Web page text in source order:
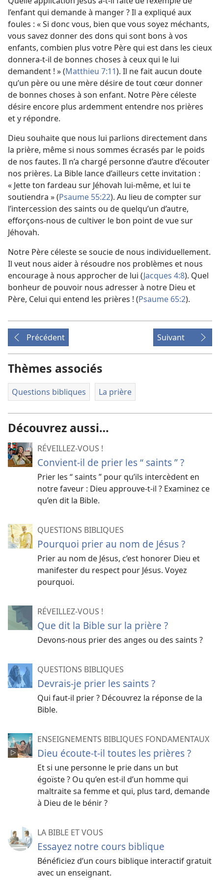
l’enfant qui demande à manger ? Il a expliqué aux
foules : « Si donc vous, bien que vous soyez méchants,
vous savez donner des dons qui sont bons à vos
enfants, combien plus votre Père qui est dans les cieux
donnera-t-il de bonnes choses à ceux qui le lui
demandent ! » (Matthieu 7:11). Il ne fait aucun doute
qu’un père ou une mère désire de tout cœur donner
de bonnes choses à son enfant. Notre Père céleste
désire encore plus ardemment entendre nos prières
et y répondre.
Dieu souhaite que nous lui parlions directement dans
la prière, même si nous sommes écrasés par le poids
de nos fautes. Il n’a chargé personne d’autre d’écouter
nos prières. La Bible lance d’ailleurs cette invitation :
« Jette ton fardeau sur Jéhovah lui-même, et lui te
soutiendra » (Psaume 55:22). Au lieu de compter sur
l’intercession des saints ou de quelqu’un d’autre,
efforçons-nous de cultiver le bon point de vue sur
Jéhovah.
Notre Père céleste se soucie de nous individuellement.
Il veut nous aider à résoudre nos problèmes et nous
encourage à nous approcher de lui (Jacques 4:8). Quel
bonheur de pouvoir nous adresser à notre Dieu et
Père, Celui qui entend les prières ! (Psaume 65:2).
Précédent Suivant
Thèmes associés
Questions bibliques La prière
Découvrez aussi…
RÉVEILLEZ-VOUS !
Convient-il de prier les “ saints ” ?
Prier les “ saints ” pour qu’ils intercèdent en
notre faveur : Dieu approuve-t-il ? Examinez ce
qu’en dit la Bible.
QUESTIONS BIBLIQUES
Pourquoi prier au nom de Jésus ?
Prier au nom de Jésus, c’est honorer Dieu et
manifester du respect pour Jésus. Voyez
pourquoi.
RÉVEILLEZ-VOUS !
Que dit la Bible sur la prière ?
Devons-nous prier des anges ou des saints ?
QUESTIONS BIBLIQUES
Devrais-je prier les saints ?
Qui faut-il prier ? Découvrez la réponse de la
Bible.
ENSEIGNEMENTS BIBLIQUES FONDAMENTAUX
Dieu écoute-​t-​il toutes les prières ?
Et si une personne le prie dans un but
égoïste ? Ou qu’en est-​il d’un homme qui
maltraite sa femme et qui, plus tard, demande
à Dieu de le bénir ?
LA BIBLE ET VOUS
Essayez notre cours biblique
Bénéficiez d’un cours biblique interactif gratuit
avec un enseignant.